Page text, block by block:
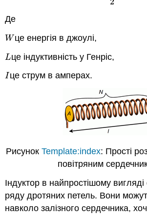
Де
W
Wце енергія в джоулі,
L
Lце індуктивність у Генріс,
I
I це струм в амперах.
Рисунок Template:index: Прості
повітряним
Індуктор в найпростішому
ряду дротяних петель. Вони
навколо залізного сердечника,